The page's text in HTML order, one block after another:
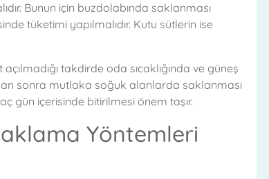
Bunun için buzdolabında saklanması
tüketimi yapılmalıdır. Kutu sütlerin ise
takdirde oda sıcaklığında ve güneş
sonra mutlaka soğuk alanlarda saklanması
gün içerisinde bitirilmesi önem taşır.
Yöntemleri